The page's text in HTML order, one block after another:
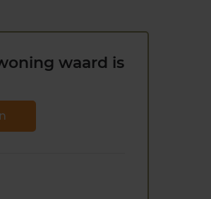
waard is